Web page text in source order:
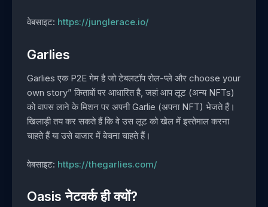
वेबसाइट: https://junglerace.io/
Garlies
Garlies एक P2E गेम है जो टेबलटॉप रोल-प्ले और choose your
own story” किताबों पर आधारित है, जहां आप लूट (अन्य NFTs)
को वापस लाने के मिशन पर अपनी Garlie (अपना NFT) भेजते हैं।
खिलाड़ी तय कर सकते हैं कि वे उस लूट को खेल में इस्तेमाल करना
चाहते हैं या उसे बाजार में बेचना चाहते हैं।
वेबसाइट: https://thegarlies.com/
Oasis नेटवर्क ही क्यों?